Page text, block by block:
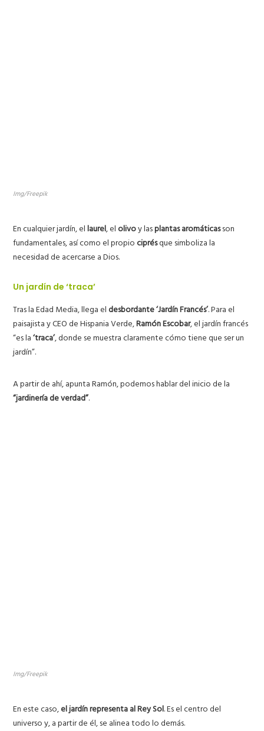
Img/Freepik
En cualquier jardín, ellaurel, elolivoy lasplantas aromáticasson
fundamentales, así como el propiociprésque simboliza la
necesidad de acercarse a Dios.
Un jardín de ‘traca’
Tras la Edad Media, llega el desbordante ‘Jardín Francés’. Para el
paisajista y CEO de Hispania Verde,Ramón Escobar, el jardín francés
“es la‘traca’, donde se muestra claramente cómo tiene que ser un
jardín”.
A partir de ahí, apunta Ramón, podemos hablar del inicio de la
“jardinería de verdad”.
Img/Freepik
En este caso,el jardín representa al Rey Sol. Es el centro del
universo y, a partir de él, se alinea todo lo demás.